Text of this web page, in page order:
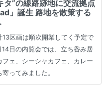
タ”の線路跡地に交流拠点
」誕生 路地を散策する
13区画は順次開業してく予定で
日の内覧会では、立ち呑み居
フェ、シーシャカフェ、カレー
ってみました。